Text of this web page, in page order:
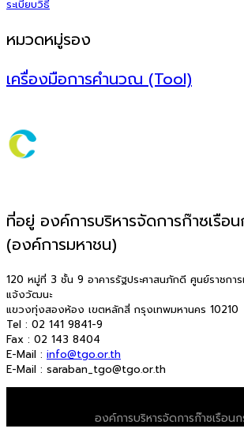
ระเบียบวิธี
หมวดหมู่รอง
เครื่องมือการคำนวณ (Tool)
ที่อยู่ องค์การบริหารจัดการก๊าซเรือน
(องค์การมหาชน)
120 หมู่ที่ 3 ชั้น 9 อาคารรัฐประศาสนภักดี ศูนย์ราชการ
แจ้งวัฒนะ
แขวงทุ่งสองห้อง เขตหลักสี่ กรุงเทพมหานคร 10210
Tel : 02 141 9841-9
Fax : 02 143 8404
E-Mail : info@tgo.or.th
E-Mail : saraban_tgo@tgo.or.th
องค์การบริหารจัดการก๊าซเรือน